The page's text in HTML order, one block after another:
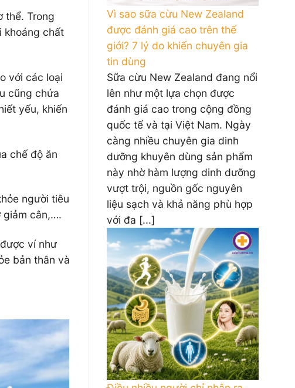
thể. Trong
khoáng chất
với các loại
cũng chứa
yếu, khiến
chế độ ăn
người tiêu
giảm cân,….
ví như
bản thân và
Vì sao sữa cừu New Zealand
được đánh giá cao trên thế
giới? 7 lý do khiến chuyên gia
tin dùng
Sữa cừu New Zealand đang nổi
lên như một lựa chọn được
đánh giá cao trong cộng đồng
quốc tế và tại Việt Nam. Ngày
càng nhiều chuyên gia dinh
dưỡng khuyên dùng sản phẩm
này nhờ hàm lượng dinh dưỡng
vượt trội, nguồn gốc nguyên
liệu sạch và khả năng phù hợp
với đa [...]